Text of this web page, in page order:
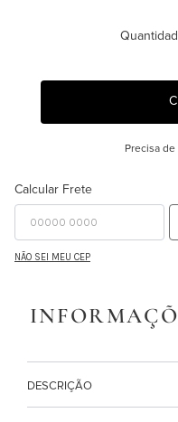
Precisa de
Calcular Frete
NÃO SEI MEU CEP
DESCRIÇÃO